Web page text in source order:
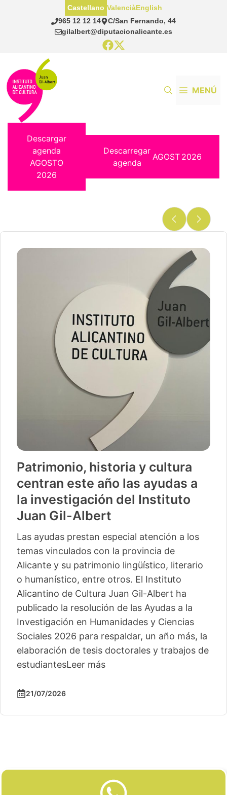
965 12 12 14
C/San Fernando, 44
gilalbert@diputacionalicante.es
Castellano ValenciàEnglish
MENÚ
Descargar
agenda
AGOSTO
2026
Descarregar
agenda
AGOST 2026
Patrimonio, historia y cultura
centran este año las ayudas a
la investigación del Instituto
Juan Gil-Albert
Las ayudas prestan especial atención a los
temas vinculados con la provincia de
Alicante y su patrimonio lingüístico, literario
o humanístico, entre otros. El Instituto
Alicantino de Cultura Juan Gil-Albert ha
publicado la resolución de las Ayudas a la
Investigación en Humanidades y Ciencias
Sociales 2026 para respaldar, un año más, la
elaboración de tesis doctorales y trabajos de
estudiantesLeer más
21/07/2026